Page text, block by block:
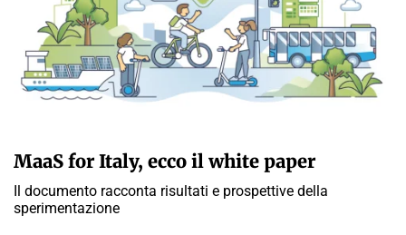
MaaS for Italy, ecco il white paper
Il documento racconta risultati e prospettive della
sperimentazione